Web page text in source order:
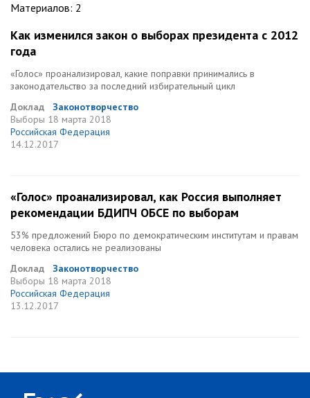
Материалов: 2
Как изменился закон о выборах президента с 2012
года
«Голос» проанализировал, какие поправки принимались в
законодательство за последний избирательный цикл
Доклад
Законотворчество
Выборы 18 марта 2018
Российская Федерация
14.12.2017
«Голос» проанализировал, как Россия выполняет
рекомендации БДИПЧ ОБСЕ по выборам
53% предложений Бюро по демократическим институтам и правам
человека остались не реализованы
Доклад
Законотворчество
Выборы 18 марта 2018
Российская Федерация
13.12.2017